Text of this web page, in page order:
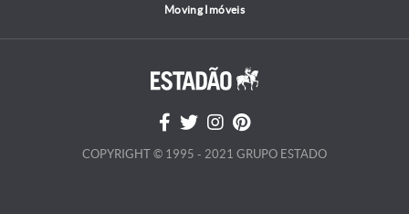
Moving Imóveis
COPYRIGHT © 1995 - 2021 GRUPO ESTADO